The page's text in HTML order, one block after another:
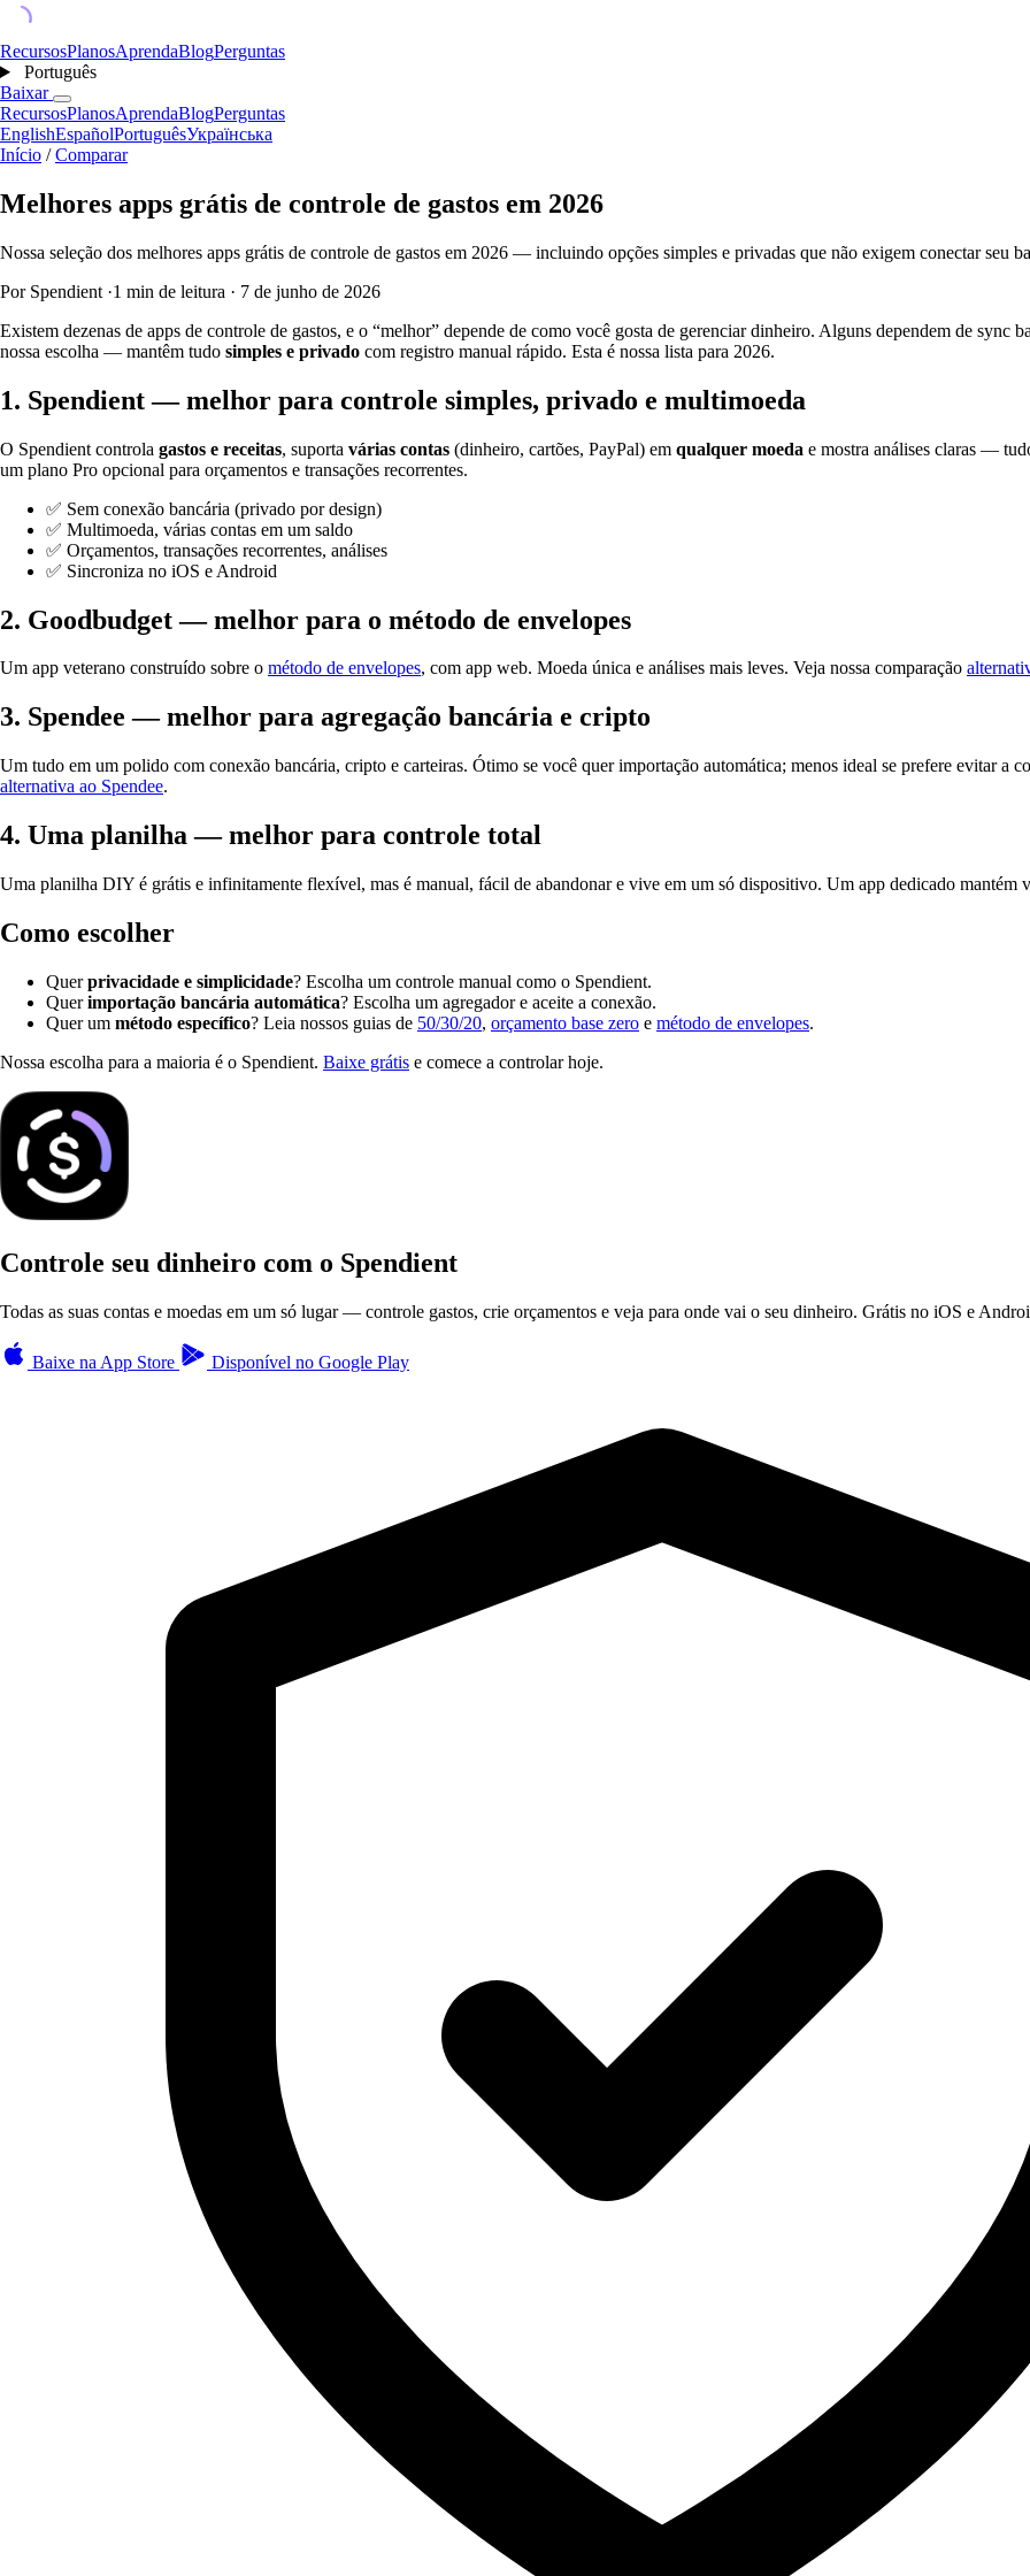
RecursosPlanosAprendaBlogPerguntas
Português
Baixar
RecursosPlanosAprendaBlogPerguntas
EnglishEspañolPortuguêsУкраїнська
Início / Comparar
Melhores apps grátis de controle de gastos em 2026
Nossa seleção dos melhores apps grátis de controle de gastos em 2026 — incluindo opções simples e privadas que não exigem conectar seu
Por Spendient ·1 min de leitura · 7 de junho de 2026
Existem dezenas de apps de controle de gastos, e o “melhor” depende de como você gosta de gerenciar dinheiro. Alguns dependem de
nossa escolha — mantêm tudo simples e privado com registro manual rápido. Esta é nossa lista para 2026.
1. Spendient — melhor para controle simples, privado e multimoeda
O Spendient controla gastos e receitas, suporta várias contas (dinheiro, cartões, PayPal) em qualquer moeda e mostra análises claras —
um plano Pro opcional para orçamentos e transações recorrentes.
✅ Sem conexão bancária (privado por design)
✅ Multimoeda, várias contas em um saldo
✅ Orçamentos, transações recorrentes, análises
✅ Sincroniza no iOS e Android
2. Goodbudget — melhor para o método de envelopes
Um app veterano construído sobre o método de envelopes, com app web. Moeda única e análises mais leves. Veja nossa comparação
3. Spendee — melhor para agregação bancária e cripto
Um tudo em um polido com conexão bancária, cripto e carteiras. Ótimo se você quer importação automática; menos ideal se prefere evitar a
alternativa ao Spendee.
4. Uma planilha — melhor para controle total
Uma planilha DIY é grátis e infinitamente flexível, mas é manual, fácil de abandonar e vive em um só dispositivo. Um app dedicado mantém
Como escolher
Querprivacidade e simplicidade? Escolha um controle manual como o Spendient.
Querimportação bancária automática? Escolha um agregador e aceite a conexão.
Quer um método específico? Leia nossos guias de 50/30/20, orçamento base zero e método de envelopes.
Nossa escolha para a maioria é o Spendient. Baixe grátis e comece a controlar hoje.
Controle seu dinheiro com o Spendient
Todas as suas contas e moedas em um só lugar — controle gastos, crie orçamentos e veja para onde vai o seu dinheiro. Grátis no iOS e
Baixe na App Store Disponível no Google Play